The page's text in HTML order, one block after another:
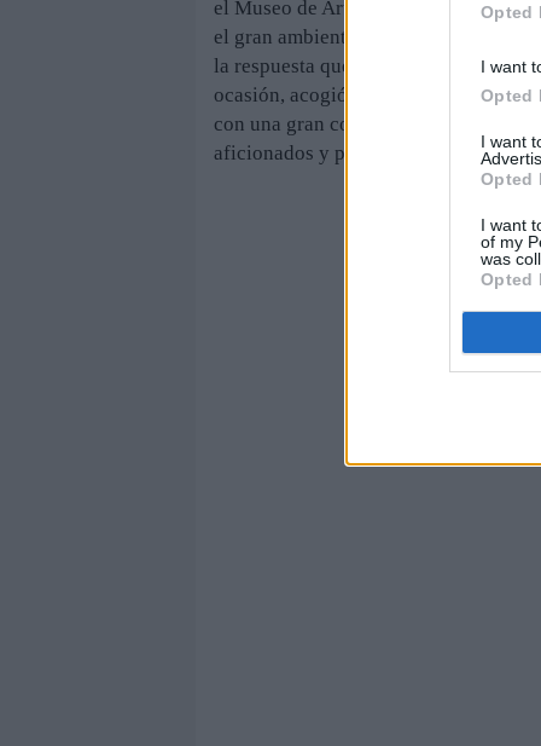
Opted
I want
Opted
I want
Opted
I want
of my
was
Opted
el Museo de Artes y Costumbres.
el gran ambiente vivido en torno al
la respuesta que ha tenido este
ocasión, acogió un coloquio bajo el
con una gran comida de hermandad
aficionados y peñistas jiennenses se